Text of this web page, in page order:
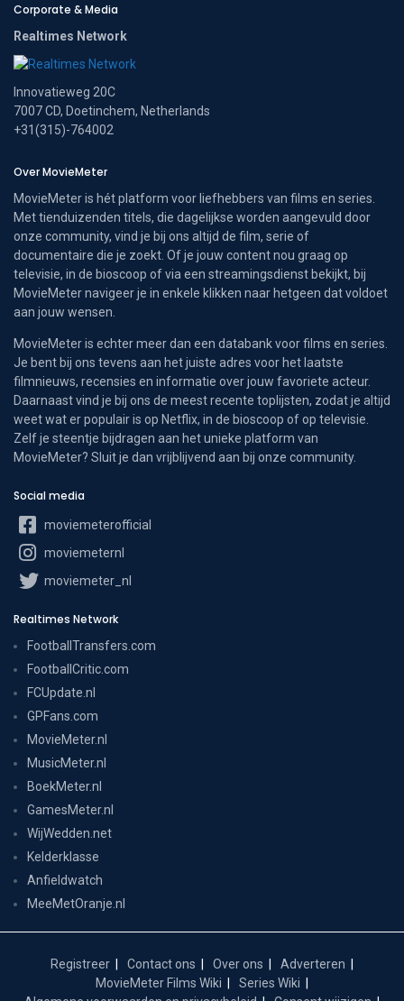
Corporate & Media
Realtimes Network
Innovatieweg 20C
7007 CD, Doetinchem, Netherlands
+31(315)-764002
Over MovieMeter
MovieMeter is hét platform voor liefhebbers van films en series.
Met tienduizenden titels, die dagelijkse worden aangevuld door
onze community, vind je bij ons altijd de film, serie of
documentaire die je zoekt. Of je jouw content nou graag op
televisie, in de bioscoop of via een streamingsdienst bekijkt, bij
MovieMeter navigeer je in enkele klikken naar hetgeen dat voldoet
aan jouw wensen.
MovieMeter is echter meer dan een databank voor films en series.
Je bent bij ons tevens aan het juiste adres voor het laatste
filmnieuws, recensies en informatie over jouw favoriete acteur.
Daarnaast vind je bij ons de meest recente toplijsten, zodat je altijd
weet wat er populair is op Netflix, in de bioscoop of op televisie.
Zelf je steentje bijdragen aan het unieke platform van
MovieMeter? Sluit je dan vrijblijvend aan bij onze community.
Social media
moviemeterofficial
moviemeternl
moviemeter_nl
Realtimes Network
FootballTransfers.com
FootballCritic.com
FCUpdate.nl
GPFans.com
MovieMeter.nl
MusicMeter.nl
BoekMeter.nl
GamesMeter.nl
WijWedden.net
Kelderklasse
Anfieldwatch
MeeMetOranje.nl
Registreer Contact ons Over ons
Adverteren
MovieMeter Films Wiki
Series Wiki